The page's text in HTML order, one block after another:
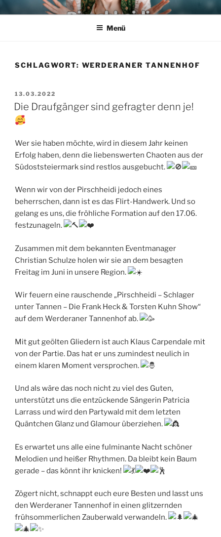
InhaltPIRSCHHEIDI – SCHLAGER
AUS POTSDAM – DIE FRANK
SHOW
Wir leben den Schlager
Menü
SCHLAGWORT: WERDERANER TANNENHOF
VERÖFFENTLICHT
AM
13.03.2022
Die Draufgänger sind gefragter denn je!
Wer sie haben möchte, wird in diesem Jahr keinen
Erfolg haben, denn die liebenswerten Chaoten aus der
Südoststeiermark sind restlos ausgebucht.
Wenn wir von der Pirschheidi jedoch eines
beherrschen, dann ist es das Flirt-Handwerk. Und so
gelang es uns, die fröhliche Formation auf den 17.06.
festzunageln.
Zusammen mit dem bekannten Eventmanager
Christian Schulze holen wir sie an dem besagten
Freitag im Juni in unsere Region.
Wir feuern eine rauschende „Pirschheidi – Schlager
unter Tannen – Die Frank Heck & Torsten Kuhn Show“
auf dem Werderaner Tannenhof ab.
Mit gut geölten Gliedern ist auch Klaus Carpendale mit
von der Partie. Das hat er uns zumindest neulich in
einem klaren Moment versprochen.
Und als wäre das noch nicht zu viel des Guten,
unterstützt uns die entzückende Sängerin Patricia
Larrass und wird den Partywald mit dem letzten
Quäntchen Glanz und Glamour überziehen.
Es erwartet uns alle eine fulminante Nacht schöner
Melodien und heißer Rhythmen. Da bleibt kein Baum
gerade – das könnt ihr knicken!
Zögert nicht, schnappt euch eure Besten und lasst uns
den Werderaner Tannenhof in einen glitzernden
frühsommerlichen Zauberwald verwandeln.